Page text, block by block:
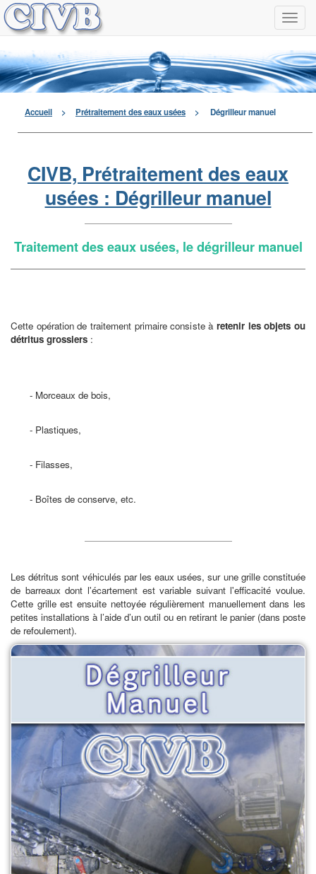
à
Accueil > Prétraitement des eaux usées > Dégrilleur manuel
CIVB, Prétraitement des eaux
usées : Dégrilleur manuel
Traitement des eaux usées, le dégrilleur manuel
Cette opération de traitement primaire consiste à retenir les objets ou
détritus grossiers :
- Morceaux de bois,
- Plastiques,
- Filasses,
- Boîtes de conserve, etc.
Les détritus sont véhiculés par les eaux usées, sur une grille constituée
de barreaux dont l'écartement est variable suivant l'efficacité voulue.
Cette grille est ensuite nettoyée régulièrement manuellement dans les
petites installations à l’aide d’un outil ou en retirant le panier (dans poste
de refoulement).